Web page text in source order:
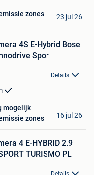
zones 23 jul 26
4S E-Hybrid Bose
Spor
Details
mogelijk
zones
16 jul 26
4 E-HYBRID 2.9
TURISMO PL
Details